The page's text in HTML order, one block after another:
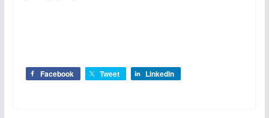
Facebook Tweet LinkedIn